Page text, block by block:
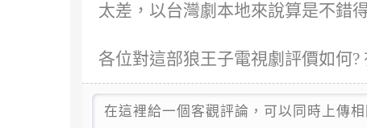
太差，以台灣劇本地來說算是不錯
各位對這部狼王子電視劇評價如何